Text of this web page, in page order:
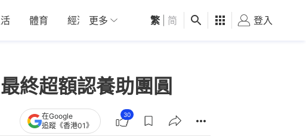
體育 經濟 01深圳 觀點 健康 好食玩飛
更多 繁 简 登入
終超額認養助團圓
在Google
追蹤《香港01》
30